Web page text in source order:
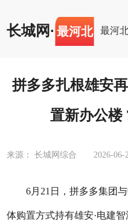
长城网· 最河北 最河
拼多多扎根雄安
置新办公楼
来源： 长城网综合 2026-06-
6月21日，拼多多集团
体购置方式持有雄安·电建